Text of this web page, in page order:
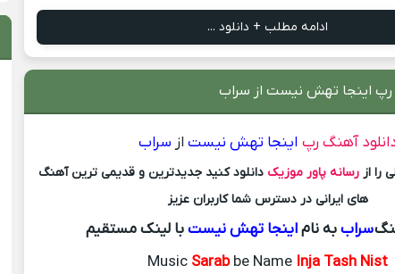
ادامه مطلب + دانلود ...
رپ اینجا تهش نیست از سراب
آهنگ رپ اینجا تهش نیست ازسراب
را از رسانه پاور موزیک دانلود کنید جدیدترین و قدیمی ترین آهنگ
های ایرانی در دسترس شما کاربران عزیز
سراببه ناماینجا تهش نیستبا لینک مستقیم
Music Sarabbe Name Inja Tash Nist